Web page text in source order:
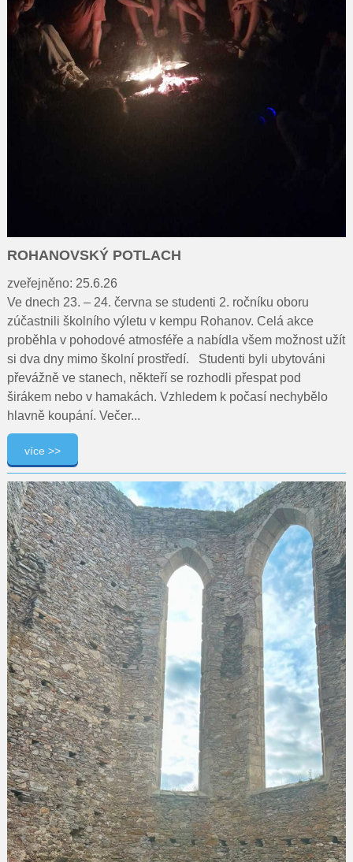
ROHANOVSKÝ POTLACH
zveřejněno: 25.6.26
Ve dnech 23. – 24. června se studenti 2. ročníku oboru
zúčastnili školního výletu v kempu Rohanov. Celá akce
proběhla v pohodové atmosféře a nabídla všem možnost užít
si dva dny mimo školní prostředí. Studenti byli ubytováni
převážně ve stanech, někteří se rozhodli přespat pod
širákem nebo v hamakách. Vzhledem k počasí nechybělo
hlavně koupání. Večer...
více >>